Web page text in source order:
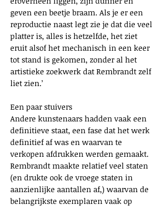
geven een beetje braam. Als je er een
reproductie naast legt zie je dat die veel
platter is, alles is hetzelfde, het ziet
eruit alsof het mechanisch in een keer
tot stand is gekomen, zonder al het
artistieke zoekwerk dat Rembrandt zelf
liet zien.’
Een paar stuivers
Andere kunstenaars hadden vaak een
definitieve staat, een fase dat het werk
definitief af was en waarvan te
verkopen afdrukken werden gemaakt.
Rembrandt maakte relatief veel staten
(en drukte ook de vroege staten in
aanzienlijke aantallen af,) waarvan de
belangrijkste exemplaren vaak op